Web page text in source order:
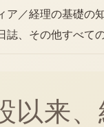
ア／経理の基礎の
誌、その他すべて
以来